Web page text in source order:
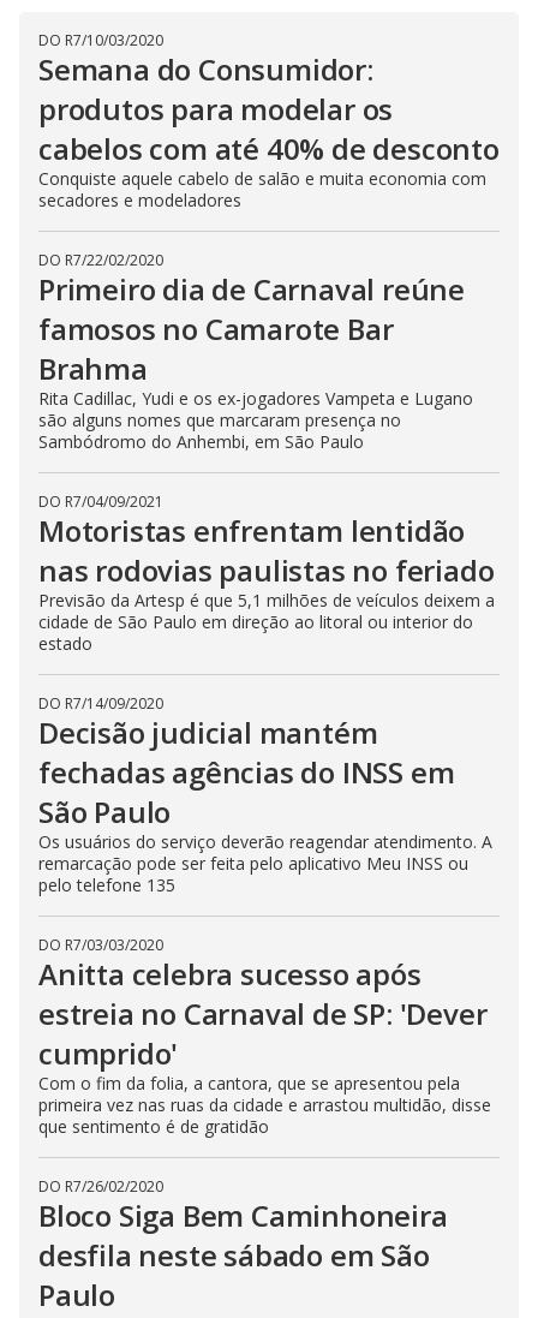
DO R7/10/03/2020
Semana do Consumidor:
produtos para modelar os
cabelos com até 40% de desconto
Conquiste aquele cabelo de salão e muita economia com
secadores e modeladores
DO R7/22/02/2020
Primeiro dia de Carnaval reúne
famosos no Camarote Bar
Brahma
Rita Cadillac, Yudi e os ex-jogadores Vampeta e Lugano
são alguns nomes que marcaram presença no
Sambódromo do Anhembi, em São Paulo
DO R7/04/09/2021
Motoristas enfrentam lentidão
nas rodovias paulistas no feriado
Previsão da Artesp é que 5,1 milhões de veículos deixem a
cidade de São Paulo em direção ao litoral ou interior do
estado
DO R7/14/09/2020
Decisão judicial mantém
fechadas agências do INSS em
São Paulo
Os usuários do serviço deverão reagendar atendimento. A
remarcação pode ser feita pelo aplicativo Meu INSS ou
pelo telefone 135
DO R7/03/03/2020
Anitta celebra sucesso após
estreia no Carnaval de SP: 'Dever
cumprido'
Com o fim da folia, a cantora, que se apresentou pela
primeira vez nas ruas da cidade e arrastou multidão, disse
que sentimento é de gratidão
DO R7/26/02/2020
Bloco Siga Bem Caminhoneira
desfila neste sábado em São
Paulo